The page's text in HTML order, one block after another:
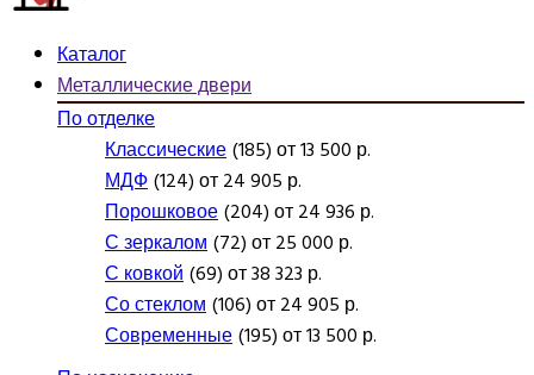
Каталог
Металлические двери
По отделке
Классические(185) от 13 500 р.
МДФ(124) от 24 905 р.
Порошковое(204) от 24 936 р.
С зеркалом(72) от 25 000 р.
С ковкой(69) от 38 323 р.
Со стеклом(106) от 24 905 р.
Современные(195) от 13 500 р.